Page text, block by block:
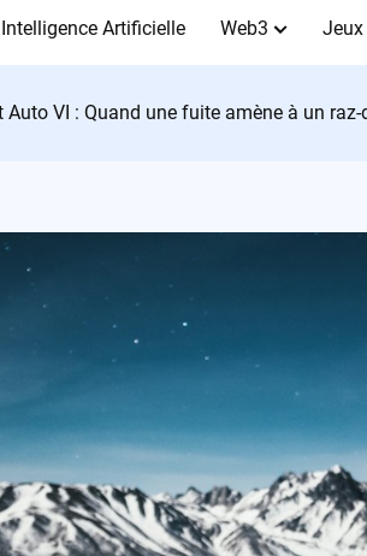
Intelligence Artificielle Web3
Auto VI : Quand une fuite amène à un raz-